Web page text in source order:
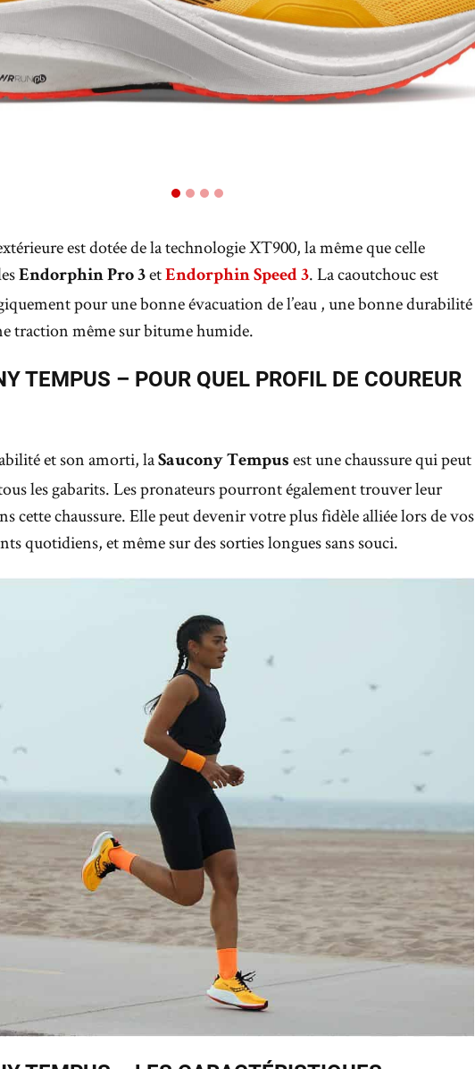
est dotée de la technologie XT900, la même que celle
Endorphin Pro 3 et Endorphin Speed 3. La caoutchouc est
pour une bonne évacuation de l’eau , une bonne durabilité
traction même sur bitume humide.
TEMPUS – POUR QUEL PROFIL DE COUREUR
et son amorti, la Saucony Tempus est une chaussure qui peut
les gabarits. Les pronateurs pourront également trouver leur
cette chaussure. Elle peut devenir votre plus fidèle alliée lors de vos
quotidiens, et même sur des sorties longues sans souci.